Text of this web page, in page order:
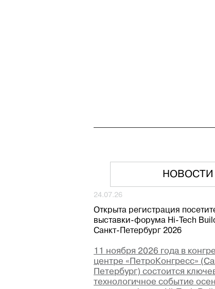
НОВОСТИ
24.07.26
Открыта регистрация
выставки-форума Hi-Tech
Санкт-Петербург 2026
11 ноября 2026 года в
центре «ПетроКонгресс»
Петербург) состоится
технологичное событие